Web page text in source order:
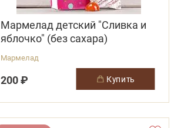
Мармелад детский "Сливка и
яблочко" (без сахара)
Мармелад
200 ₽ купить